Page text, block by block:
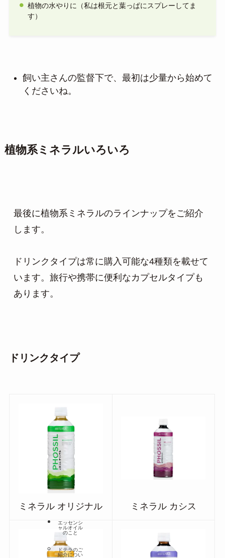
植物の水やりに（私は根元と葉っぱにスプレーしてま
す）
飼い主さんの監督下で、最初は少量から始めて
くださいね。
植物系ミネラルいろいろ
最後に植物系ミネラルのラインナップをご紹介
します。
ドリンクタイプは常に購入可能な4種類を載せて
います。旅行や携帯に便利なカプセルタイプも
あります。
ドリンクタイプ
ミネラル オリジナル ミネラル カシス
エッセンシ
ャルオイル
のこと
ドテラのご
紹介につい